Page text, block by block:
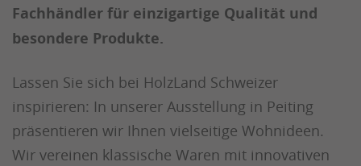
Fachhändler für einzigartige Qualität und
besondere Produkte.
Lassen Sie sich bei HolzLand Schweizer
inspirieren: In unserer Ausstellung in Peiting
präsentieren wir Ihnen vielseitige Wohnideen.
Wir vereinen klassische Waren mit innovativen